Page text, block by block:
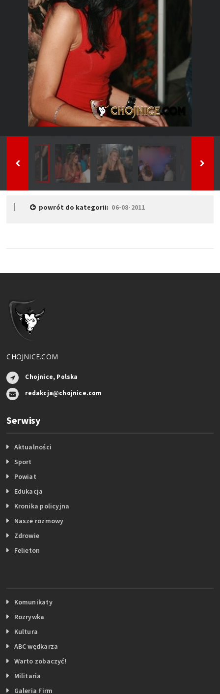
powrót do kategorii: 06-08-2011
CHOJNICE.COM
Chojnice, Polska
redakcja@chojnice.com
Serwisy
Aktualności
Sport
Powiat
Edukacja
Kronika policyjna
Nasze rozmowy
Zdrowie
Felieton
Komunikaty
Rozrywka
Kultura
ABC wędkarza
Warto zobaczyć!
Militaria
Galeria Firm